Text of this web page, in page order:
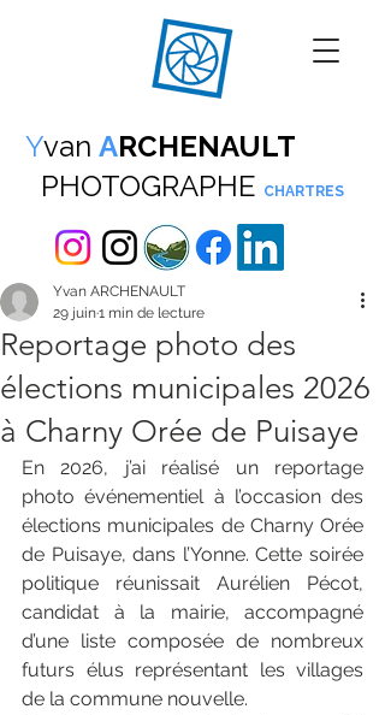
Yvan ARCHENAULT
PHOTOGRAPHE CHARTRES
Reportage photo des
élections municipales 2026
à Charny Orée de Puisaye
Yvan ARCHENAULT
29 juin1 min de lecture
En 2026, j’ai réalisé un reportage
photo événementiel à l’occasion des
élections municipales de Charny Orée
de Puisaye, dans l’Yonne. Cette soirée
politique réunissait Aurélien Pécot,
candidat à la mairie, accompagné
d’une liste composée de nombreux
futurs élus représentant les villages
de la commune nouvelle.